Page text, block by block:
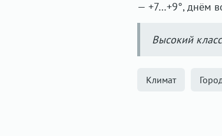
— +7…+9°, днём
Высокий
Климат